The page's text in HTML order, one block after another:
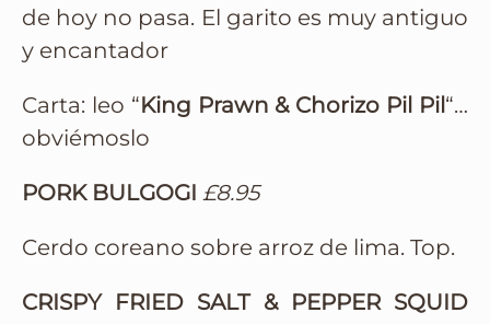
de hoy no pasa. El garito es muy antiguo
y encantador
Carta: leo “King Prawn & Chorizo Pil Pil “…
obviémoslo
PORK BULGOGI £8.95
Cerdo coreano sobre arroz de lima. Top.
CRISPY FRIED SALT & PEPPER SQUID